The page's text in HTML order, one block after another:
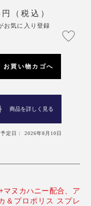
円（税込）
お気に入り登録
お買い物カゴへ
商品を詳しく見る
定日： 2026年8月10日
マヌカハニー配合、ア
＆プロポリス スプレ